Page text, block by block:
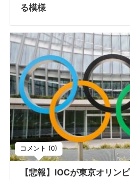
る模様
コメント (0)
【悲報】IOCが東京オリン